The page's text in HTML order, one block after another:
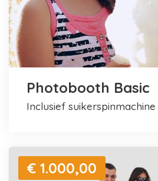
Photobooth Basic
inclusief
€ 1.000,00